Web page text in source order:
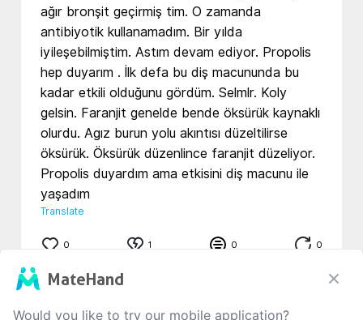
ağır bronşit geçirmiş tim. O zamanda
antibiyotik kullanamadım. Bir yılda
iyileşebilmiştim. Astım devam ediyor. Propolis
hep duyarım . İlk defa bu diş macununda bu
kadar etkili olduğunu gördüm. Selmlr. Koly
gelsin. Faranjit genelde bende öksürük kaynaklı
olurdu. Agız burun yolu akıntısı düzeltilirse
öksürük. Öksürük düzenlince faranjit düzeliyor.
Propolis duyardım ama etkisini diş macunu ile
yaşadım
Translate
0 1 0 0
MateHand
Would you like to try our mobile application?